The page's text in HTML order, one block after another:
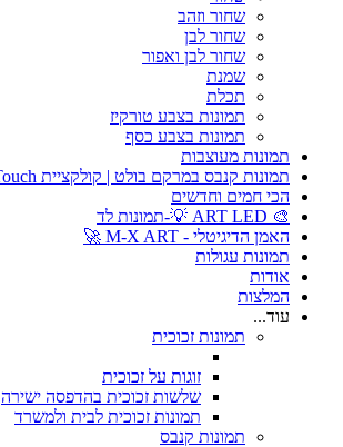
שחור וזהב
שחור לבן
שחור לבן ואפור
שמנת
תכלת
תמונות בצבע טורקיז
תמונות בצבע כסף
תמונות מעוצבות
תמונות קנבס במרקם בולט | קולקציית Art Touch
הכי חמים וחדשים
🎨 ART LED 💡-תמונות לד
האמן הדיגיטלי - M-X ART 🚀
תמונות עגולות
אודות
המלצות
עוד...
תמונות זכוכית
זוגות על זכוכית
שלשות זכוכית בהדפסה ישירה
תמונות זכוכית לבית ולמשרד
תמונות קנבס